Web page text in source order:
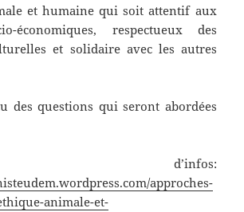
et humaine qui soit attentif aux
économiques, respectueux des
et solidaire avec les autres
des questions qui seront abordées
d’infos:
approches-
animale-et-